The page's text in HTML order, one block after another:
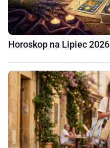
Horoskop na Lipiec 2026